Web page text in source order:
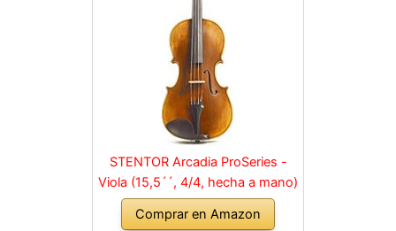
STENTOR Arcadia ProSeries -
Viola (15,5´´, 4/4, hecha a mano)
Comprar en Amazon